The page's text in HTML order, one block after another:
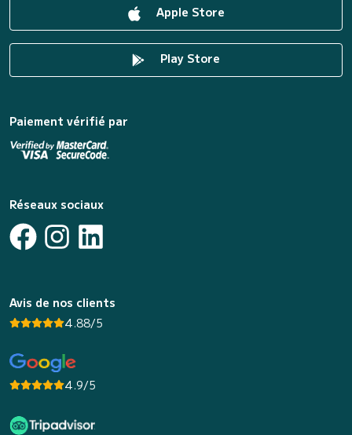
Apple Store
Play Store
Paiement vérifié par
Réseaux sociaux
Avis de nos clients
4.88/5
4.9/5